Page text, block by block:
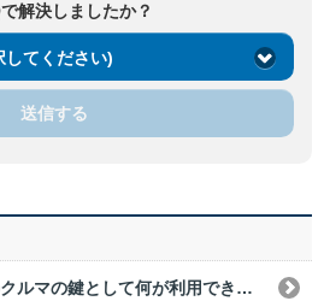
解決しましたか？
してください)
送信する
三井のカーシェアーズのクルマの鍵として何が利用できますか？